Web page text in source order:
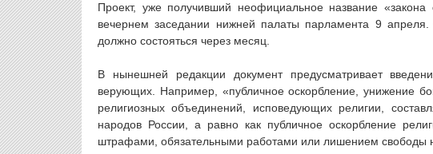
Проект, уже получивший неофициальное название
вечернем заседании нижней палаты парламента 9
должно состояться через месяц.
В нынешней редакции документ предусматривает
верующих. Например, «публичное оскорбление, унижение
религиозных объединений, исповедующих религии,
народов России, а равно как публичное оскорбление
штрафами, обязательными работами или лишением свободы